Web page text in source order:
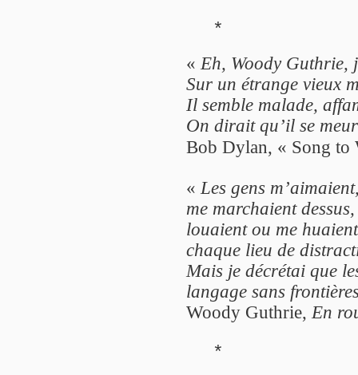
*
« Eh, Woody Guthrie,
Sur un étrange vieux
Il semble malade,
On dirait qu’il se
Bob Dylan, « Song to
«Les gens
me marchaient
louaient ou me
chaque lieu de
Mais je décrétai que
langage sans
Woody Guthrie,En
*